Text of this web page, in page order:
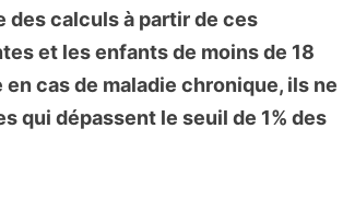
fenêtre)
des calculs à partir de ces
et les enfants de moins de 18
cas de maladie chronique, ils ne
qui dépassent le seuil de 1% des